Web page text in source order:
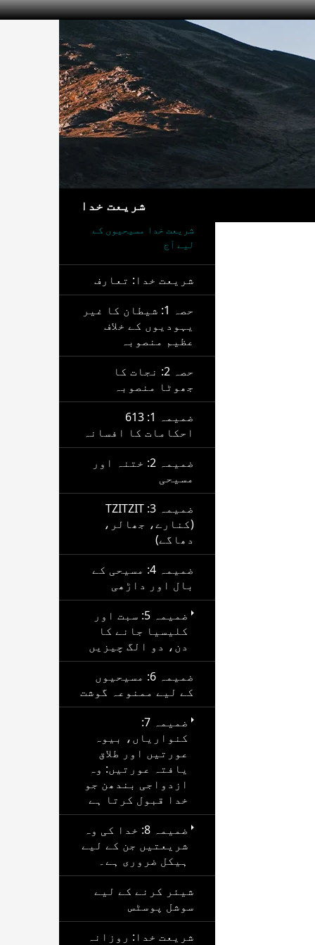
شریعت خدا
شریعت خدا مسیحیوں کے
لیے آج
شریعت خدا: تعارف
حصہ 1: شیطان کا غیر
یہودیوں کے خلاف
عظیم منصوبہ
حصہ 2: نجات کا
جھوٹا منصوبہ
ضمیمہ 1: 613
احکامات کا افسانہ
ضمیمہ 2: ختنہ اور
مسیحی
ضمیمہ 3: TZITZIT
(کنارے، جھالر،
دھاگے)
ضمیمہ 4: مسیحی کے
بال اور داڑھی
ضمیمہ 5: سبت اور
کلیسیا جانے کا
دن، دو الگ چیزیں
ضمیمہ 6: مسیحیوں
کے لیے ممنوعہ گوشت
ضمیمہ 7:
کنواریاں، بیوہ
عورتیں اور طلاق
یافتہ عورتیں: وہ
ازدواجی بندھن جو
خدا قبول کرتا ہے
ضمیمہ 8: خدا کی وہ
شریعتیں جن کے لیے
ہیکل ضروری ہے۔
شیئر کرنے کے لیے
سوشل پوسٹس
شریعت خدا: روزانہ